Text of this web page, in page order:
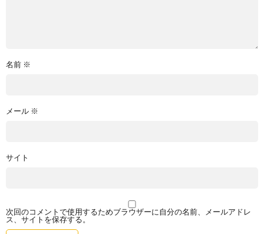
名前 ※
メール ※
サイト
次回のコメントで使用するためブラウザーに自分の名前、メールアドレ
ス、サイトを保存する。